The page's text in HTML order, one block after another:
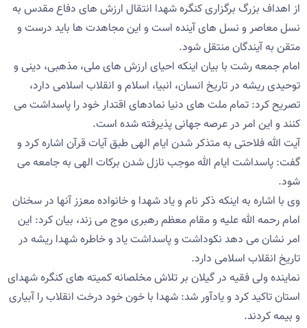
از اهداف بزرگ برگزاری کنگره شهدا انتقال ارزش های دفاع مقدس به
نسل معاصر و نسل های آینده است و این مجاهدت ها باید درست و
متقن به آیندگان منتقل شود.
امام جمعه رشت با بیان اینکه احیای ارزش های ملی، مذهبی، دینی و
توحیدی ریشه در تاریخ انسان، انبیا، اسلام و انقلاب اسلامی دارد،
تصریح کرد: تمام ملت های دنیا نمادهای اقتدار خود را پاسداشت می
کنند و این امر در عرصه جهانی پذیرفته شده است.
آیت الله فلاحتی به متذکر شدن ایام الهی طبق آیات قرآن اشاره کرد و
گفت: پاسداشت ایام الله موجب نازل شدن برکات الهی به جامعه می
شود.
وی با اشاره به اینکه ذکر نام و یاد شهدا و خانواده معزز آنها در سخنان
امام رحمه الله علیه و مقام معظم رهبری موج می زند، بیان کرد: این
امر نشان می دهد نکوداشت و پاسداشت یاد و خاطره شهدا ریشه در
تاریخ انقلاب اسلامی دارد.
نماینده ولی فقیه در گیلان بر تلاش مخلصانه کمیته های کنگره شهدای
استان تاکید کرد و یادآور شد: شهدا با خون خود درخت انقلاب را آبیاری
و بیمه کردند.